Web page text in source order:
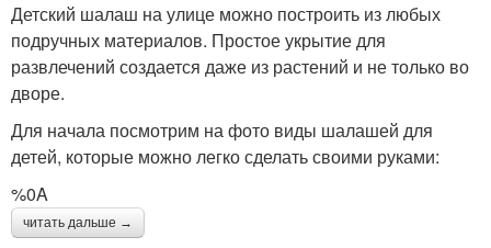
Детский шалаш на улице можно построить из любых
подручных материалов. Простое укрытие для
развлечений создается даже из растений и не только во
дворе.
Для начала посмотрим на фото виды шалашей для
детей, которые можно легко сделать своими руками:
%0A
читать дальше →